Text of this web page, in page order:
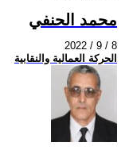
محمد الحنفي
2022 / 9 / 8
الحركة العمالية والنقابية